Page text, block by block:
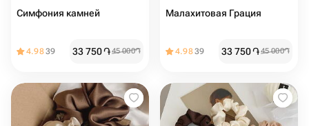
Симфония камней
4.9839 33 750֏45 000֏
Малахитовая Грация
4.9839 33 750֏45 000֏